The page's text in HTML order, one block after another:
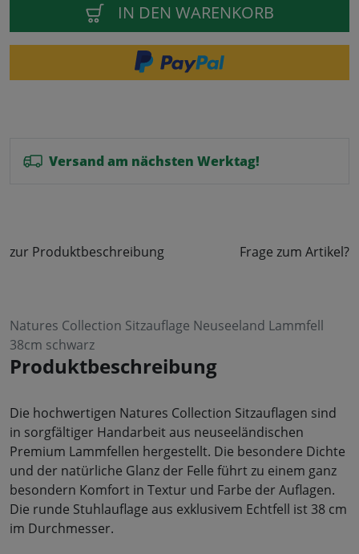
IN DEN WARENKORB
Versand am nächsten Werktag!
zur Produktbeschreibung Frage zum Artikel?
Natures Collection Sitzauflage Neuseeland Lammfell
38cm schwarz
Produktbeschreibung
Die hochwertigen Natures Collection Sitzauflagen sind
in sorgfältiger Handarbeit aus neuseeländischen
Premium Lammfellen hergestellt. Die besondere Dichte
und der natürliche Glanz der Felle führt zu einem ganz
besondern Komfort in Textur und Farbe der Auflagen.
Die runde Stuhlauflage aus exklusivem Echtfell ist 38 cm
im Durchmesser.